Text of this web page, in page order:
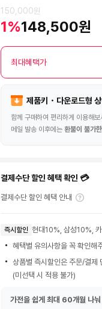
150,000원
1%148,500원
최대혜택가
제품키・다운로드형
함께 구매하여 편리하게 이용해보
메일 발송 이후에는 환불이 불가한
결제수단 할인 혜택 확인 💳
결제수단 할인 혜택 안내
즉시할인 현대10%, 삼성10%,
혜택별 유의사항을 꼭 확인해
상품별 즉시할인은 주문/결제
(미선택 시 적용 불가)
가전을 쉽게 최대 60개월 나눠